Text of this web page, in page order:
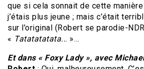
que si cela sonnait de cette manière
j’étais plus jeune ; mais c’était
sur l’original (Robert se parodie-
« Tatatatatata... »…
Et dans « Foxy Lady », avec